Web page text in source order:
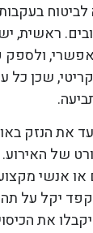
ראשית, יש
ולספק
שכן כל
את הנזק
של
או אנשי
יקל על
את